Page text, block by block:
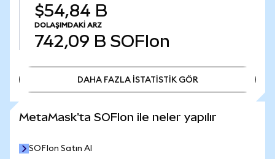
$54,84 B
DOLAŞIMDAKI ARZ
742,09 B SOFIon
DAHA FAZLA İSTATİSTİK GÖR
MetaMask'ta SOFIon ile neler yapılır
SOFIon Satın Al